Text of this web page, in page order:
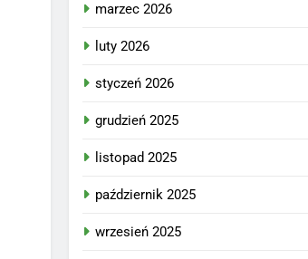
marzec 2026
luty 2026
styczeń 2026
grudzień 2025
listopad 2025
październik 2025
wrzesień 2025